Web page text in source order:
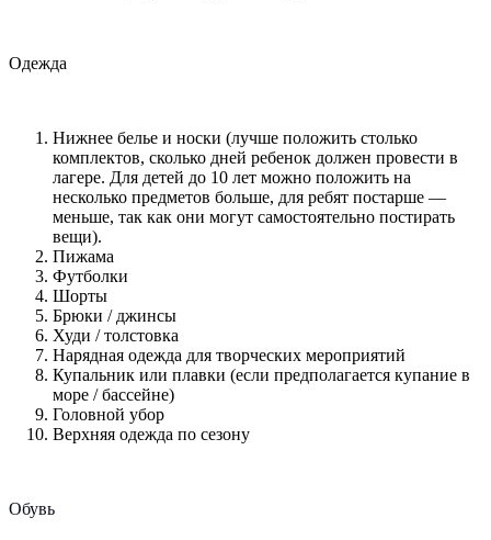
Одежда
Нижнее белье и носки (лучше положить столько
комплектов, сколько дней ребенок должен провести в
лагере. Для детей до 10 лет можно положить на
несколько предметов больше, для ребят постарше —
меньше, так как они могут самостоятельно постирать
вещи).
Пижама
Футболки
Шорты
Брюки / джинсы
Худи / толстовка
Нарядная одежда для творческих мероприятий
Купальник или плавки (если предполагается купание в
море / бассейне)
Головной убор
Верхняя одежда по сезону
Обувь